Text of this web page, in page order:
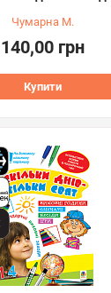
Чумарна М.
140,00 грн
Купити